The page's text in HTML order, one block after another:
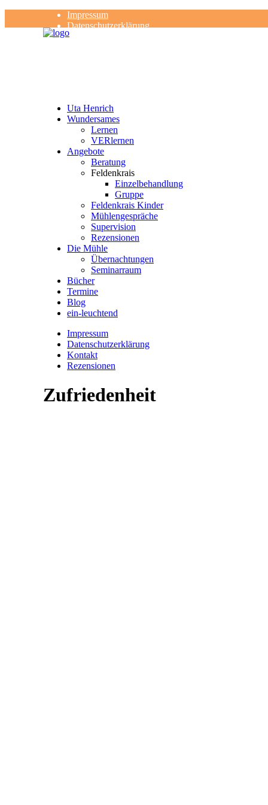
Impressum
Datenschutzerklärung
Kontakt
Uta Henrich
Wundersames
Lernen
VERlernen
Angebote
Beratung
Feldenkrais
Einzelbehandlung
Gruppe
Feldenkrais Kinder
Mühlengespräche
Supervision
Rezensionen
Die Mühle
Übernachtungen
Seminarraum
Bücher
Termine
Blog
ein-leuchtend
Impressum
Datenschutzerklärung
Kontakt
Rezensionen
Zufriedenheit